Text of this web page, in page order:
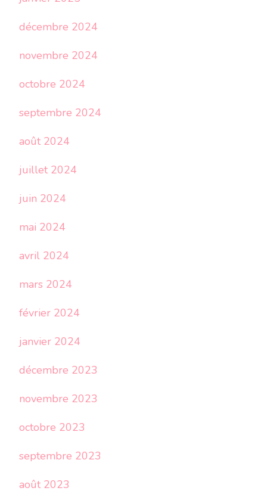
décembre 2024
novembre 2024
octobre 2024
septembre 2024
août 2024
juillet 2024
juin 2024
mai 2024
avril 2024
mars 2024
février 2024
janvier 2024
décembre 2023
novembre 2023
octobre 2023
septembre 2023
août 2023